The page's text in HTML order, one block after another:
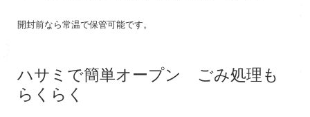
開封前なら常温で保管可能です。
ハサミで簡単オープン ごみ処理も
らくらく